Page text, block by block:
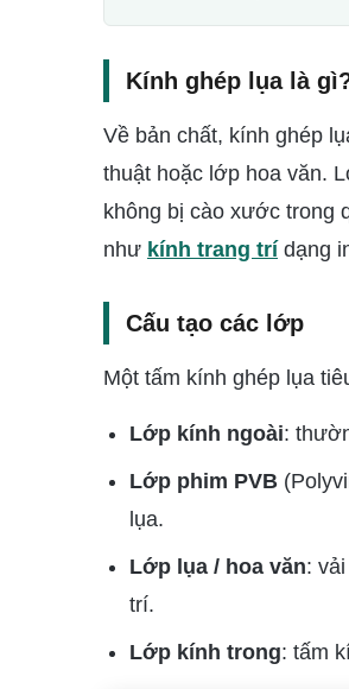
Kính ghép lụa là
Về bản chất, kính ghép
thuật hoặc lớp hoa văn.
không bị cào xước trong
như kính trang trí dạng
Cấu tạo các lớp
Một tấm kính ghép lụa
Lớp kính ngoài:
Lớp phim PVB
lụa.
Lớp lụa / hoa văn:
trí.
Lớp kính trong: tấm